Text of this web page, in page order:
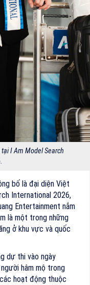
I Am Model Search
bố là đại diện Việt
International 2026,
Entertainment nắm
là một trong những
ở khu vực và quốc
dự thi vào ngày
hâm mộ trong
hoạt động thuộc